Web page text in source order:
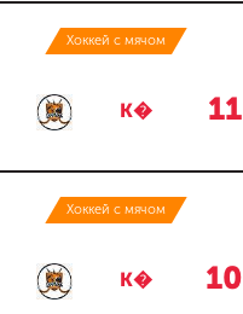
Хоккей с мячом
К� 11
Хоккей с мячом
К� 10